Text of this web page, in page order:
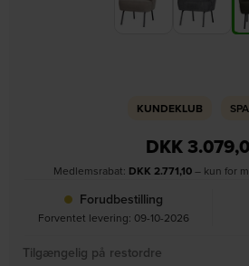
KUNDEKLUB
DKK
Medlemsrabat: DKK 2.771,10– kun for
Forudbestilling
Forventet levering: 09-10-2026
Tilgængelig på restordre